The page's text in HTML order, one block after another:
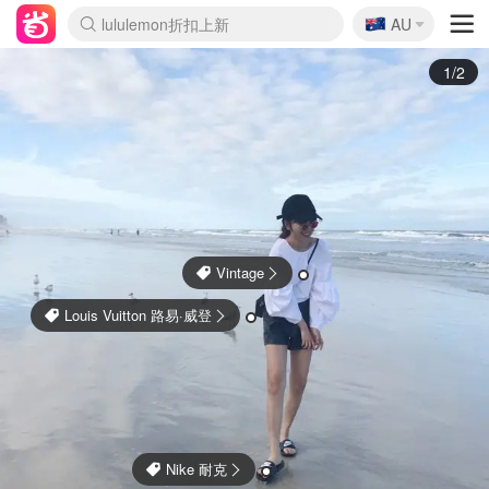
lululemon折扣上新
Sasa美妆护肤3.5折
SSENSE年中2.5折
FreshBeauty好价汇总
Cettire降价+叠9折
WWS Coles超市实拍
viagogo二手票捡漏
Myer超级周末
The Outnet奢牌1折起
David Jones 3折起
Flannels大牌1折
Perfumes Club护肤1折
AMIRO面罩$251
Amazon折扣汇总
eToro入金$200送$50
Amazon数码好物
ICONIC本周7.5折
ThedoubleF高奢地板价
Moose Knuckles 6折
EUFY摄像头$98
Selenichast首饰2折
Trip机票酒店促销
YSL送5件彩妆礼
Amazon家居好物
Amazon美妆护肤
雅漾大喷$8
过敏原检测盒$33
科颜氏高保湿面霜$29
SEALIFE海洋馆门票6折
丝塔芙大白罐$16
订阅Newsletter送香薰
Cult Beauty 6.8折
Harrods圣诞日历$525
LN-CC奢牌私促3折
d'Alba空姐喷雾$16
EVE LOM套装£56
Bernardelli独家4折
Adore Beauty 6折起
CT圣诞日历
Mytheresa奢品2.7折
Luxury Escapes 9折
Currentbody美容仪$881
MOON Garden Live
Roborock扫地机$649
Tingo Life水杯$24
Valentino官网5折
CR洗护套装$23
修丽可4件套$159
Myer彩妆2件7折
GANNI官网4.5折
Stylevana韩妆4折
Tessabit高奢8.5折
OGX洗发水$11
Amazon阿德莱德次日达
卡诗8.5折+赠礼
Philips Hue灯具8折
🇦🇺
AU
Zara
2/2